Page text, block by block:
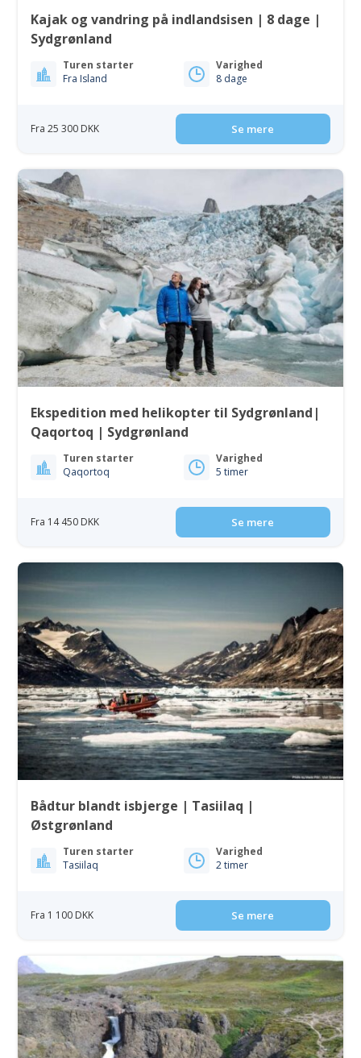
Kajak og vandring på indlandsisen | 8 dage |
Sydgrønland
Turen starter
Fra Island
Varighed
8 dage
Fra 25 300 DKK Se mere
Ekspedition med helikopter til Sydgrønland|
Qaqortoq | Sydgrønland
Turen starter
Qaqortoq
Varighed
5 timer
Fra 14 450 DKK Se mere
Bådtur blandt isbjerge | Tasiilaq |
Østgrønland
Turen starter
Tasiilaq
Varighed
2 timer
Fra 1 100 DKK Se mere